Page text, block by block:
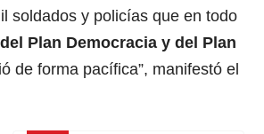
soldados y policías que en todo
Plan Democracia y del Plan
de forma pacífica”, manifestó el